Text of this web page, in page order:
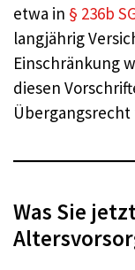
etwa in § 236b
langjährig
Einschränkung
diesen
Was Sie